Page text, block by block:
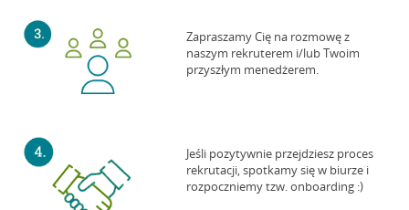
Zapraszamy Cię na rozmowę z
naszym rekruterem i/lub Twoim
przyszłym menedżerem.
Jeśli pozytywnie przejdziesz proces
rekrutacji, spotkamy się w biurze i
rozpoczniemy tzw. onboarding :)